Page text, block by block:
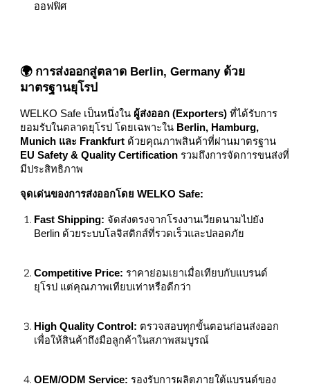
ออฟฟิศ
🌍 การส่งออกสู่ตลาด Berlin, Germany ด้วย
มาตรฐานยุโรป
WELKO Safe เป็นหนึ่งใน ผู้ส่งออก (Exporters) ที่ได้รับการ
ยอมรับในตลาดยุโรป โดยเฉพาะใน Berlin, Hamburg,
Munich และ Frankfurt ด้วยคุณภาพสินค้าที่ผ่านมาตรฐาน
EU Safety & Quality Certification รวมถึงการจัดการขนส่งที่
มีประสิทธิภาพ
จุดเด่นของการส่งออกโดย WELKO Safe:
Fast Shipping: จัดส่งตรงจากโรงงานเวียดนามไปยัง
Berlin ด้วยระบบโลจิสติกส์ที่รวดเร็วและปลอดภัย
Competitive Price: ราคาย่อมเยาเมื่อเทียบกับแบรนด์
ยุโรป แต่คุณภาพเทียบเท่าหรือดีกว่า
High Quality Control: ตรวจสอบทุกขั้นตอนก่อนส่งออก
เพื่อให้สินค้าถึงมือลูกค้าในสภาพสมบูรณ์
OEM/ODM Service: รองรับการผลิตภายใต้แบรนด์ของ